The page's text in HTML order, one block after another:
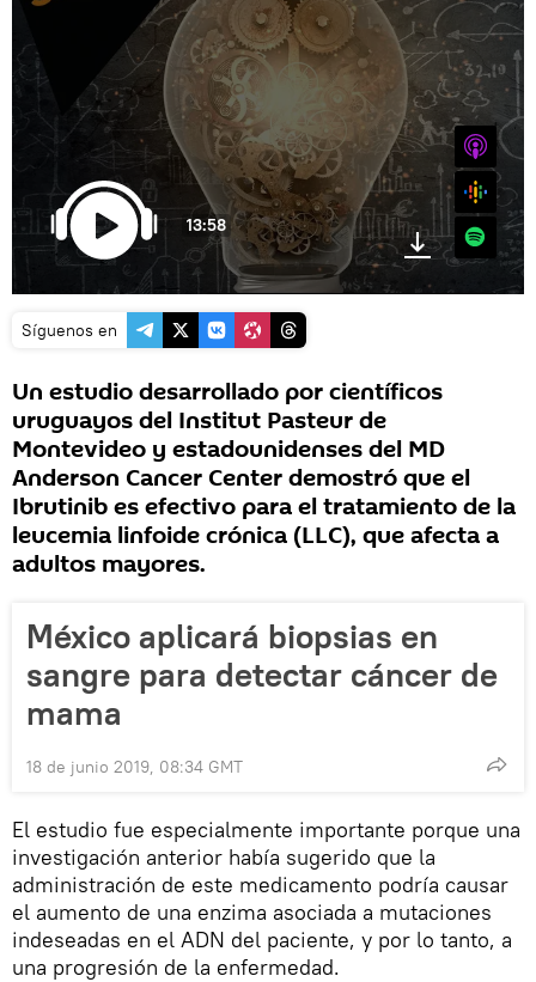
13:58
iTunes
Google
Spotify
Síguenos en
Un estudio desarrollado por científicos
uruguayos del Institut Pasteur de
Montevideo y estadounidenses del MD
Anderson Cancer Center demostró que el
Ibrutinib es efectivo para el tratamiento de la
leucemia linfoide crónica (LLC), que afecta a
adultos mayores.
México aplicará biopsias en
sangre para detectar cáncer de
mama
18 de junio 2019, 08:34 GMT
El estudio fue especialmente importante porque una
investigación anterior había sugerido que la
administración de este medicamento podría causar
el aumento de una enzima asociada a mutaciones
indeseadas en el ADN del paciente, y por lo tanto, a
una progresión de la enfermedad.